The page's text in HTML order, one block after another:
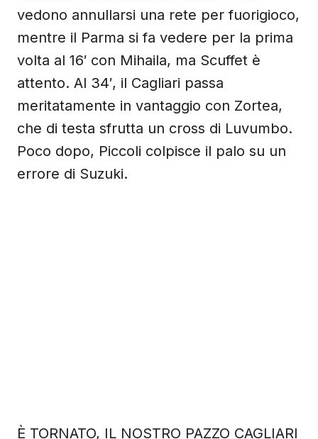
vedono annullarsi una rete per fuorigioco,
mentre il Parma si fa vedere per la prima
volta al 16′ con Mihaila, ma Scuffet è
attento. Al 34′, il Cagliari passa
meritatamente in vantaggio con Zortea,
che di testa sfrutta un cross di Luvumbo.
Poco dopo, Piccoli colpisce il palo su un
errore di Suzuki.
È TORNATO, IL NOSTRO PAZZO CAGLIARI